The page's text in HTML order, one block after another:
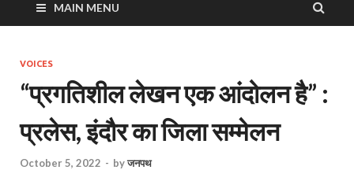
MAIN MENU
VOICES
“प्रगतिशील लेखन एक आंदोलन है” :
प्रलेस, इंदौर का जिला सम्मेलन
October 5, 2022 - byजनपथ